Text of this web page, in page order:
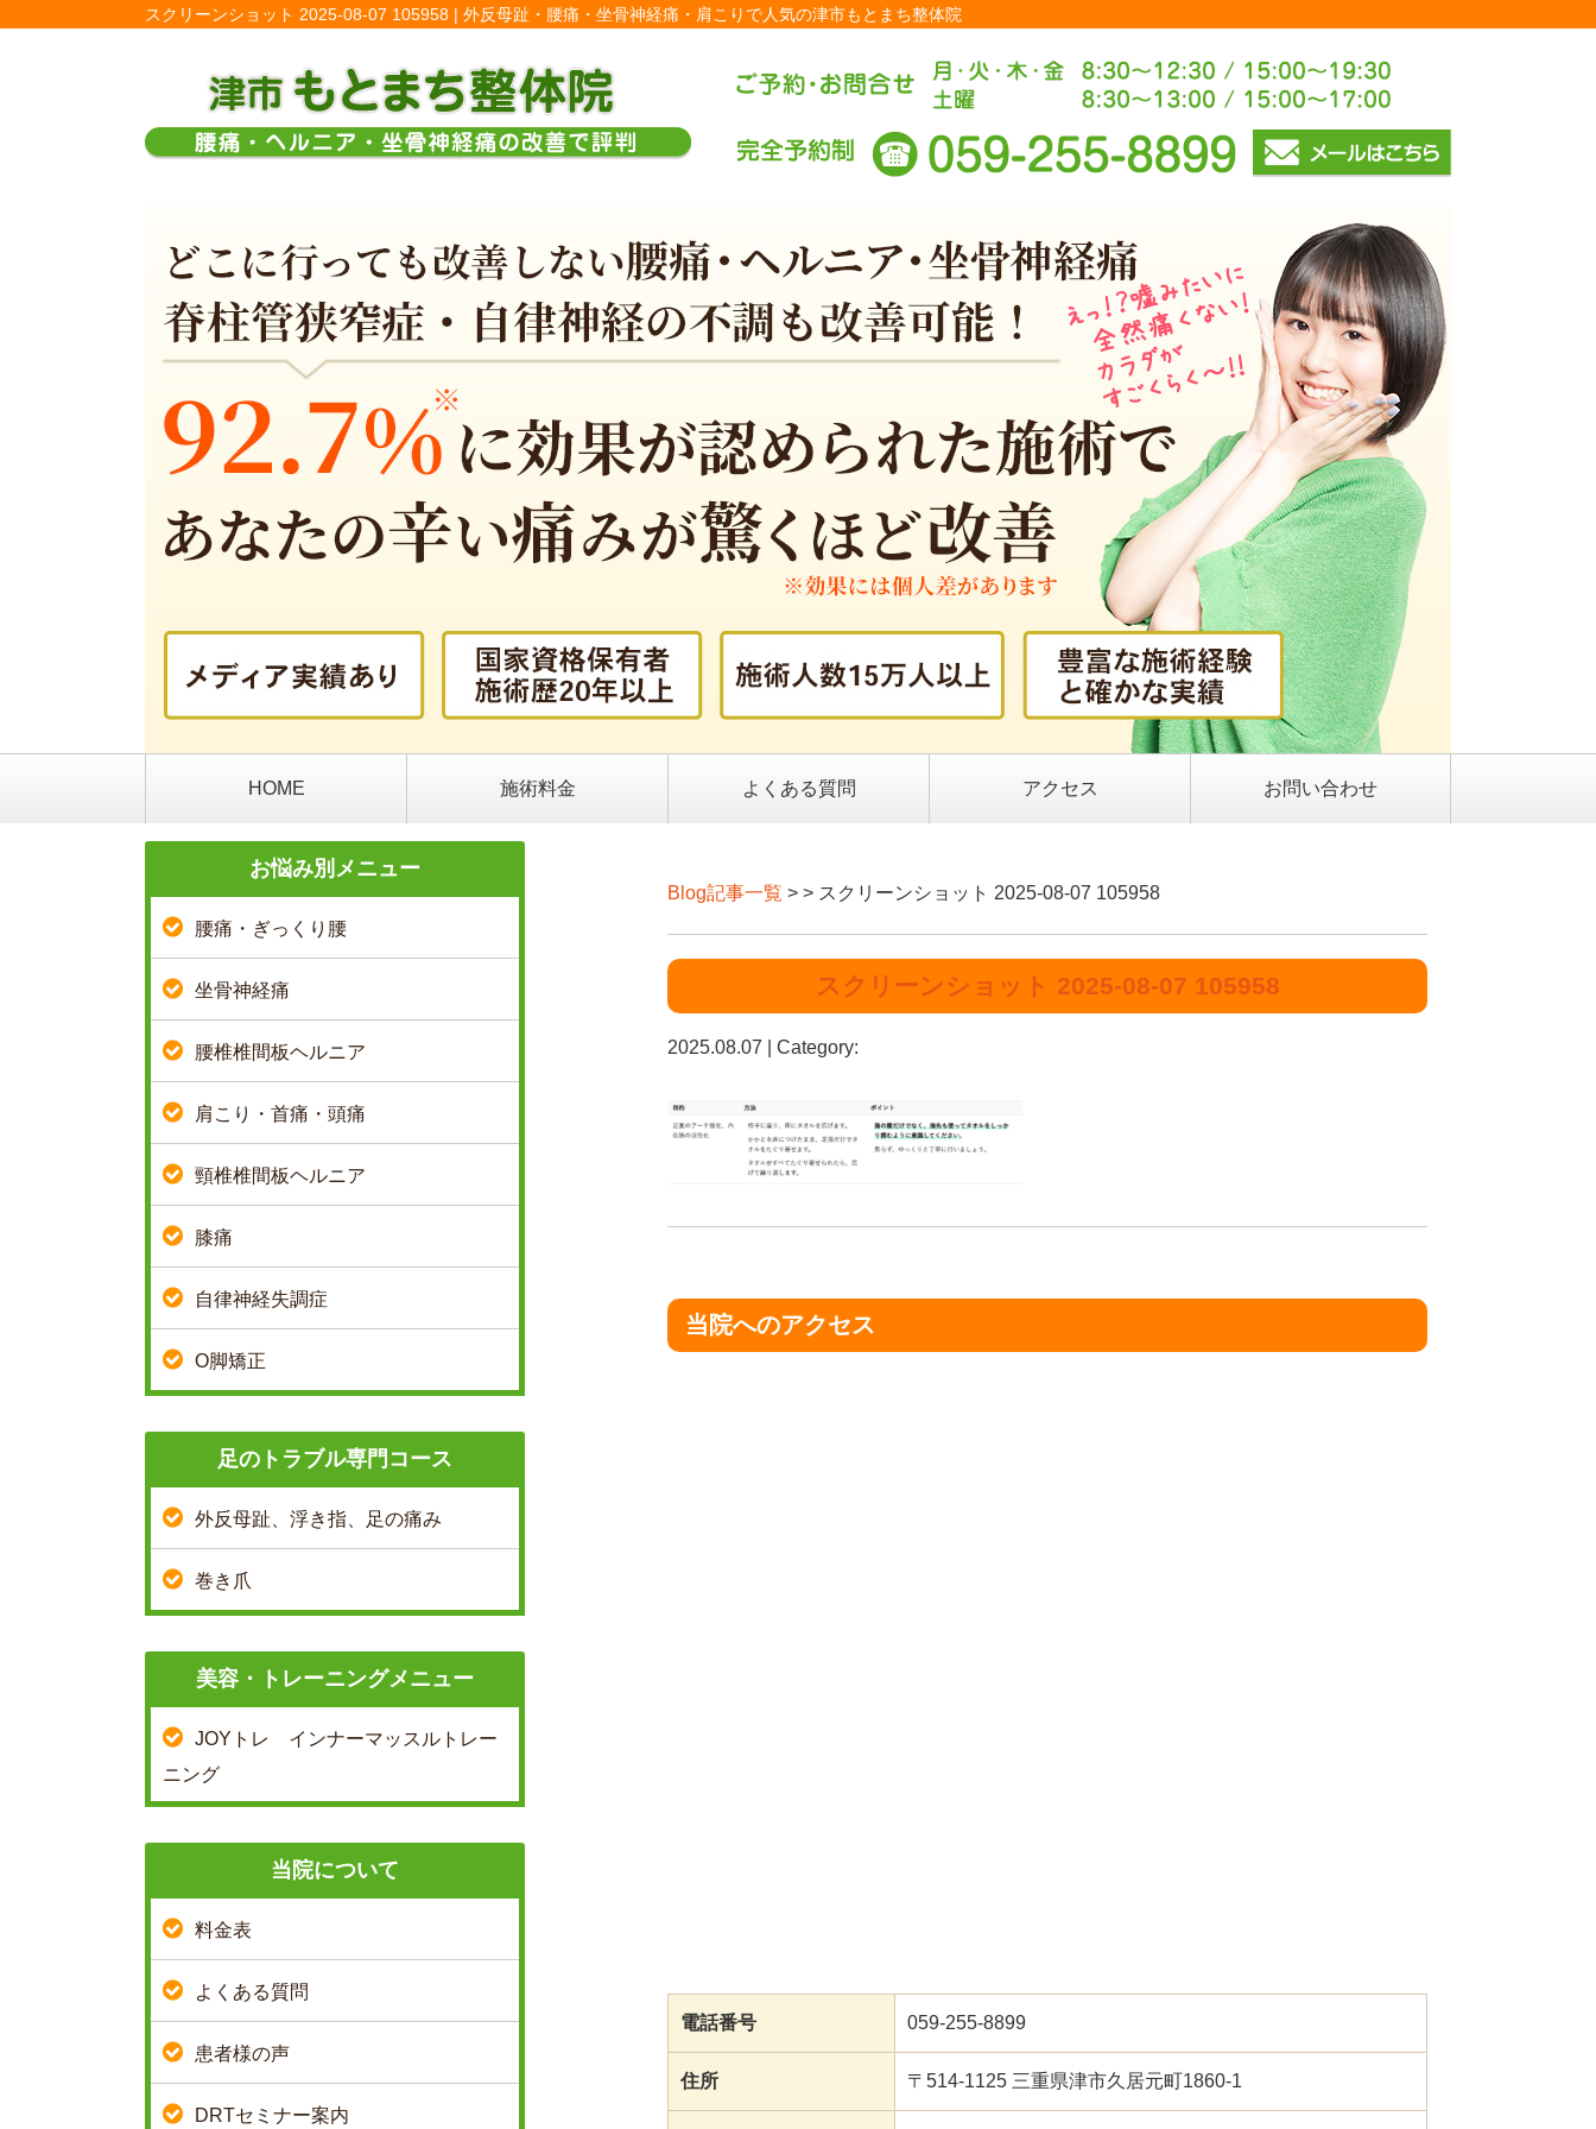
スクリーンショット 2025-08-07 105958 | 外反母趾・腰痛・坐骨神経痛・肩こりで人気の津市もとまち整体院
HOME 施術料金 よくある質問 アクセス お問い合わせ
Blog記事一覧 > > スクリーンショット 2025-08-07 105958
スクリーンショット 2025-08-07 105958
2025.08.07 | Category:
当院へのアクセス
電話番号 059-255-8899
住所 〒514-1125 三重県津市久居元町1860-1
お悩み別メニュー
腰痛・ぎっくり腰
坐骨神経痛
腰椎椎間板ヘルニア
肩こり・首痛・頭痛
頸椎椎間板ヘルニア
膝痛
自律神経失調症
O脚矯正
足のトラブル専門コース
外反母趾、浮き指、足の痛み
巻き爪
美容・トレーニングメニュー
JOYトレ インナーマッスルトレー
ニング
当院について
料金表
よくある質問
患者様の声
DRTセミナー案内